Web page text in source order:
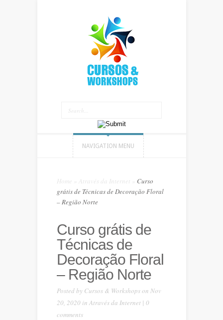
NAVIGATION MENU
Home Através da Internet
Curso
grátis de Técnicas de Decoração Floral
– Região Norte
Curso grátis de
Técnicas de
Decoração Floral
– Região Norte
Posted by Cursos & Workshopson Nov
20, 2020 in Através da Internet | 0
comments